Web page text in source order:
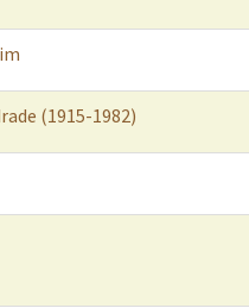
(1915-1982)